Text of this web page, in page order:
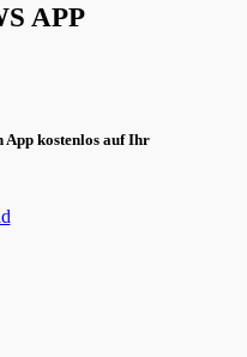
APP
App kostenlos auf Ihr